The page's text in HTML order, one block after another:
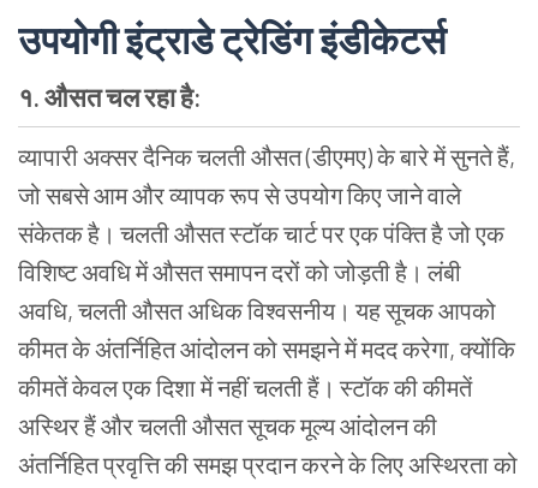
उपयोगीइंट्राडेट्रेडिंगइंडीकेटर्स
१.औसतचलरहाहै:
व्यापारीअक्सरदैनिकचलतीऔसत(डीएमए)केबारेमेंसुनतेहैं,
जोसबसेआमऔरव्यापकरूपसेउपयोगकिएजानेवाले
संकेतकहै। चलतीऔसतस्टॉकचार्टपरएकपंक्तिहैजोएक
विशिष्टअवधिमेंऔसतसमापनदरोंकोजोड़तीहै। लंबी
अवधि,चलतीऔसतअधिकविश्वसनीय। यहसूचकआपको
कीमतकेअंतर्निहितआंदोलनकोसमझनेमेंमददकरेगा,क्योंकि
कीमतेंकेवलएकदिशामेंनहींचलतीहैं। स्टॉककीकीमतें
अस्थिरहैंऔरचलतीऔसतसूचकमूल्यआंदोलनकी
अंतर्निहितप्रवृत्तिकीसमझप्रदानकरनेकेलिएअस्थिरताको